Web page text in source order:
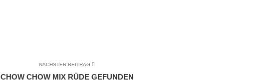
NÄCHSTER BEITRAG
CHOW CHOW MIX RÜDE GEFUNDEN